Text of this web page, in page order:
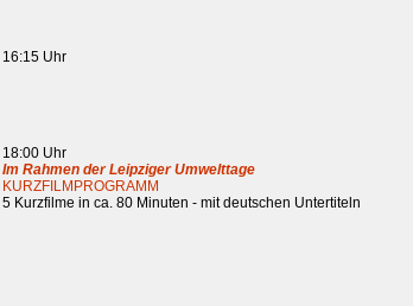
16:15 Uhr
18:00 Uhr
Im Rahmen der Leipziger Umwelttage
KURZFILMPROGRAMM
5 Kurzfilme in ca. 80 Minuten - mit deutschen Untertiteln